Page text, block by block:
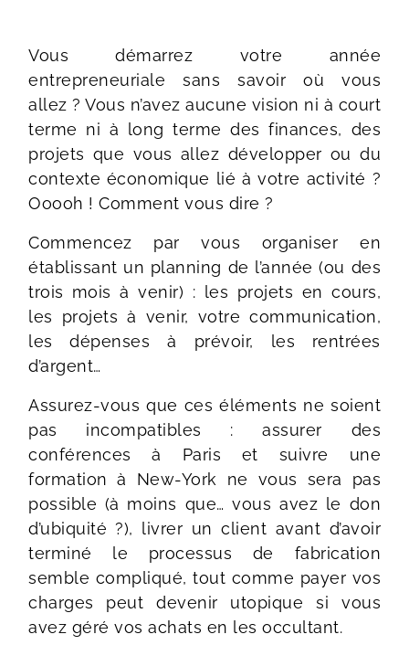
Vous démarrez votre année
entrepreneuriale sans savoir où vous
allez ? Vous n’avez aucune vision ni à court
terme ni à long terme des finances, des
projets que vous allez développer ou du
contexte économique lié à votre activité ?
Ooooh ! Comment vous dire ?
Commencez par vous organiser en
établissant un planning de l’année (ou des
trois mois à venir) : les projets en cours,
les projets à venir, votre communication,
les dépenses à prévoir, les rentrées
d’argent…
Assurez-vous que ces éléments ne soient
pas incompatibles : assurer des
conférences à Paris et suivre une
formation à New-York ne vous sera pas
possible (à moins que… vous avez le don
d’ubiquité ?), livrer un client avant d’avoir
terminé le processus de fabrication
semble compliqué, tout comme payer vos
charges peut devenir utopique si vous
avez géré vos achats en les occultant.